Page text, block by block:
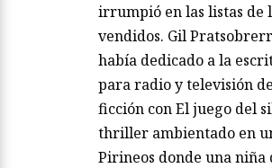
irrumpió en las listas de
vendidos. Gil
había dedicado a la
para radio y televisión
ficción con El juego del
thriller ambientado en
Pirineos donde una niña